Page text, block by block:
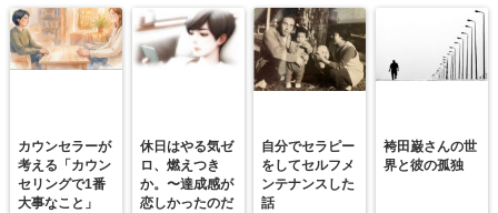
カウンセラーが
考える「カウン
セリングで1番
大事なこと」
休日はやる気ゼ
ロ、燃えつき
か。〜達成感が
恋しかったのだ
自分でセラピー
をしてセルフメ
ンテナンスした
話
袴田巌さんの世
界と彼の孤独